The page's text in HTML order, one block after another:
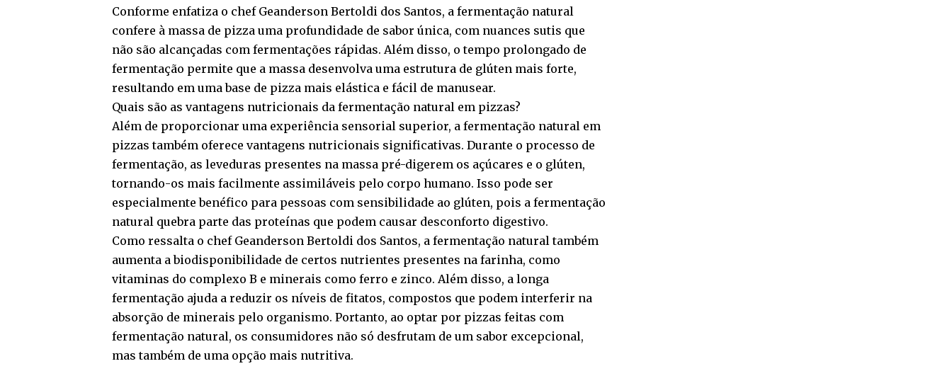
Conforme enfatiza o chef Geanderson Bertoldi dos Santos, a fermentação natural
confere à massa de pizza uma profundidade de sabor única, com nuances sutis que
não são alcançadas com fermentações rápidas. Além disso, o tempo prolongado de
fermentação permite que a massa desenvolva uma estrutura de glúten mais forte,
resultando em uma base de pizza mais elástica e fácil de manusear.
Quais são as vantagens nutricionais da fermentação natural em pizzas?
Além de proporcionar uma experiência sensorial superior, a fermentação natural em
pizzas também oferece vantagens nutricionais significativas. Durante o processo de
fermentação, as leveduras presentes na massa pré-digerem os açúcares e o glúten,
tornando-os mais facilmente assimiláveis pelo corpo humano. Isso pode ser
especialmente benéfico para pessoas com sensibilidade ao glúten, pois a fermentação
natural quebra parte das proteínas que podem causar desconforto digestivo.
Como ressalta o chef Geanderson Bertoldi dos Santos, a fermentação natural também
aumenta a biodisponibilidade de certos nutrientes presentes na farinha, como
vitaminas do complexo B e minerais como ferro e zinco. Além disso, a longa
fermentação ajuda a reduzir os níveis de fitatos, compostos que podem interferir na
absorção de minerais pelo organismo. Portanto, ao optar por pizzas feitas com
fermentação natural, os consumidores não só desfrutam de um sabor excepcional,
mas também de uma opção mais nutritiva.